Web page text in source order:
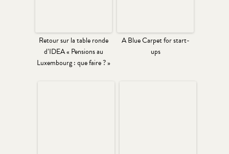
Retour sur la table ronde
d’IDEA « Pensions au
Luxembourg : que faire ? »
A Blue Carpet for start-
ups